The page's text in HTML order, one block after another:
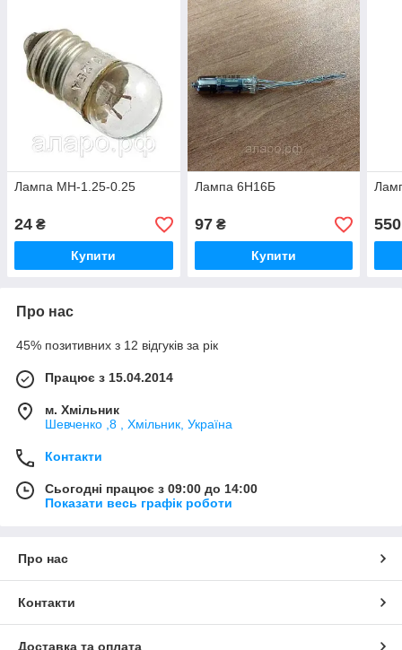
Лампа МН-1.25-0.25
24 ₴
Купити
Лампа 6Н16Б
97₴
Купити
550
Про нас
45% позитивних з 12 відгуків за рік
Працює з 15.04.2014
м. Хмільник
Шевченко ,8 , Хмільник, Україна
Контакти
Сьогодні працює з 09:00 до 14:00
Показати весь графік роботи
Про нас
Контакти
Доставка та оплата